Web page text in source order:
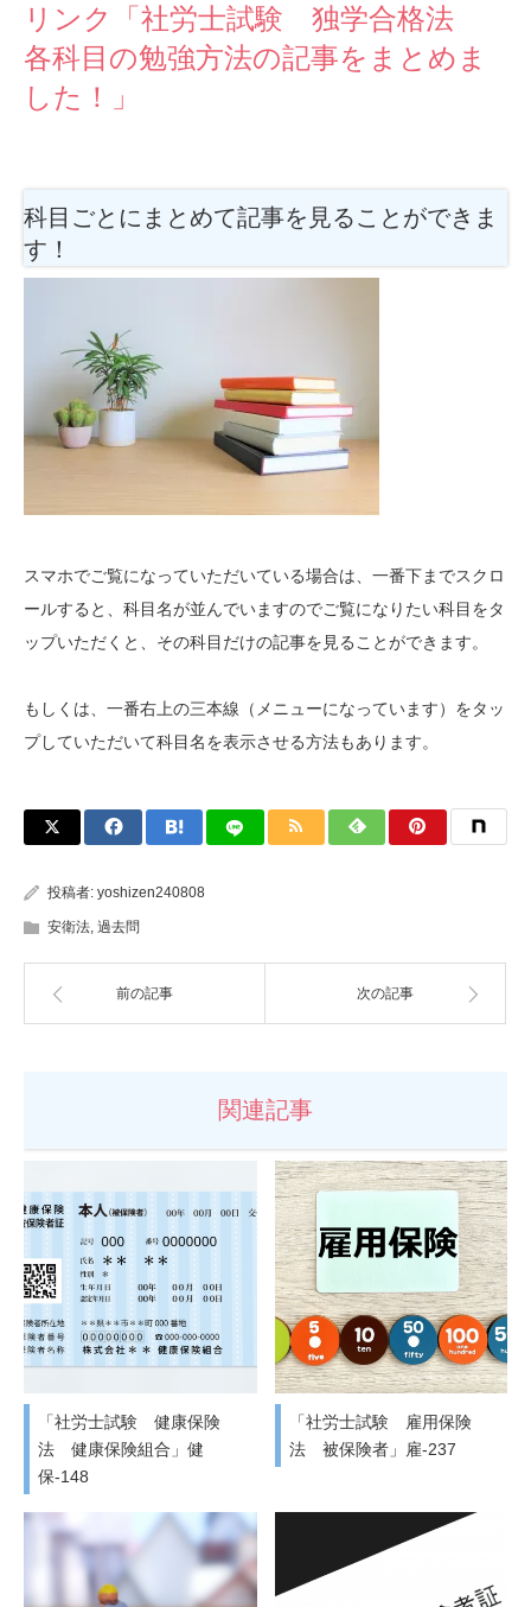
リンク「社労士試験 独学合格法
各科目の勉強方法の記事をまとめま
した！」
科目ごとにまとめて記事を見ることができま
す！
スマホでご覧になっていただいている場合は、一番下までスクロ
ールすると、科目名が並んでいますのでご覧になりたい科目をタ
ップいただくと、その科目だけの記事を見ることができます。
もしくは、一番右上の三本線（メニューになっています）をタッ
プしていただいて科目名を表示させる方法もあります。
投稿者: yoshizen240808
安衛法, 過去問
前の記事 次の記事
関連記事
「社労士試験 健康保険
法 健康保険組合」健
保-148
「社労士試験 雇用保険
法 被保険者」雇-237